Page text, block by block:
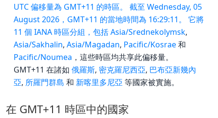
UTC 偏移量為 GMT+11 的時區。 截至 Wednesday, 05
August 2026，GMT+11 的當地時間為 16:29:11。 它將
11 個 IANA 時區分組，包括Asia/Srednekolymsk,
Asia/Sakhalin, Asia/Magadan, Pacific/Kosrae和
Pacific/Noumea ，這些時區均共享此偏移量。
GMT+11 在諸如 俄羅斯, 密克羅尼西亞, 巴布亞新幾內
亞, 所羅門群島 和 新喀里多尼亞 等國家被實施。
在 GMT+11 時區中的國家